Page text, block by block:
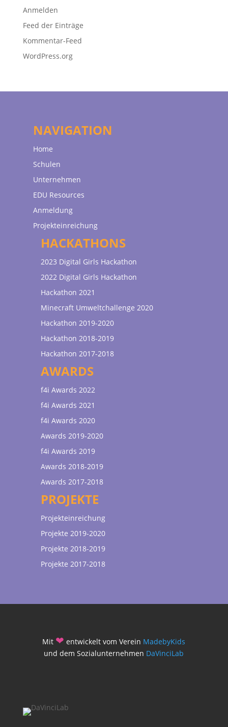
Anmelden
Feed der Einträge
Kommentar-Feed
WordPress.org
NAVIGATION
Home
Schulen
Unternehmen
EDU Resources
Anmeldung
Projekteinreichung
HACKATHONS
2023 Digital Girls Hackathon
2022 Digital Girls Hackathon
Hackathon 2021
Minecraft Umweltchallenge 2020
Hackathon 2019-2020
Hackathon 2018-2019
Hackathon 2017-2018
AWARDS
f4i Awards 2022
f4i Awards 2021
f4i Awards 2020
Awards 2019-2020
f4i Awards 2019
Awards 2018-2019
Awards 2017-2018
PROJEKTE
Projekteinreichung
Projekte 2019-2020
Projekte 2018-2019
Projekte 2017-2018
Mit ❤ entwickelt vom Verein MadebyKids
und dem Sozialunternehmen DaVinciLab